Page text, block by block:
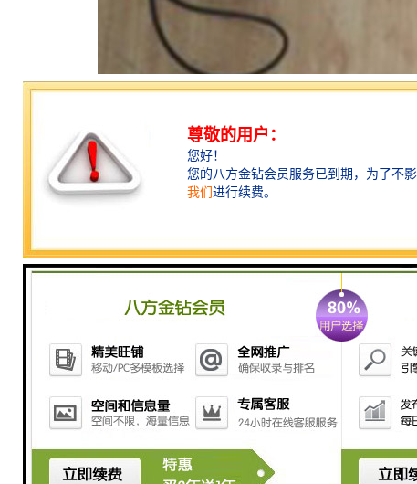
明渠流量计选用考虑要点
针对城市供水引水渠、工业引水和排水渠、污水治理渠道等流
1） 水路大小和形状，流速范围，流量和小流量；
3） 流量计设置场所和环境条件；
4） 液体状况，洁净程度，含有固相浓度，腐蚀性；
5） 现场允许落差（或升高水位）和渠道坡度；
6） 与液体接触的仪表零部件材料；